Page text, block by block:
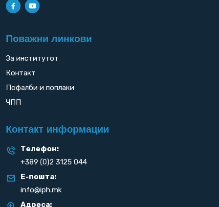
Поважни линкови
За институтот
Контакт
Пофалби и поплаки
ЧПП
Контакт информации
Телефон:
+389 (0)2 3125 044
Е-пошта:
info@iph.mk
Адреса: